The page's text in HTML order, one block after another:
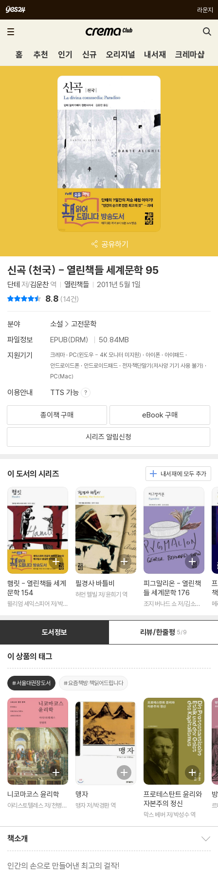
라운지
홈 추천 인기 신규 오리지널 내서재 크레마샵
공유하기
신곡 (천국) - 열린책들 세계문학 95
단테 저/김운찬역 열린책들 2011년 5월 1일
8.8 (14건)
분야 소설 > 고전문학
파일정보
EPUB(DRM)
50.84MB
지원기기
크레마 PC(윈도우 - 4K 모니터 미지원) 아이폰
아이패드
안드로이드폰
안드로이드패드
전자책단말기(저사양 기기 사용 불가)
PC(Mac)
이용안내 TTS 가능
종이책 구매 eBook 구매
시리즈 알림신청
이 도서의 시리즈 내서재에 모두 추가
햄릿 - 열린책들 세계
문학 154
윌리엄 셰익스피어 저/박우
필경사 바틀비
허먼 멜빌 저/윤희기 역
피그말리온 - 열린책
들 세계문학 176
조지 버나드 쇼 저/김소임
도서정보 리뷰/한줄평 5/9
이 상품의 태그
#서울대권장도서 #요즘책방:책읽어드립니다
니코마코스 윤리학
아리스토텔레스 저/천병희
맹자
맹자 저/박경환 역
프로테스탄트 윤리와
자본주의 정신
막스 베버 저/박성수 역
책소개
인간의 손으로 만들어낸 최고의 걸작!